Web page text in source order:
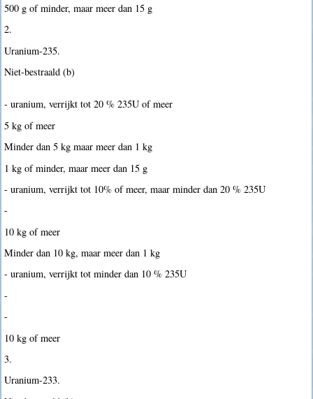
500 g of minder, maar meer dan 15 g
2.
Uranium-235.
Niet-bestraald (b)
- uranium, verrijkt tot 20 % 235U of meer
5 kg of meer
Minder dan 5 kg maar meer dan 1 kg
1 kg of minder, maar meer dan 15 g
- uranium, verrijkt tot 10% of meer, maar minder dan 20 % 235U
-
10 kg of meer
Minder dan 10 kg, maar meer dan 1 kg
- uranium, verrijkt tot minder dan 10 % 235U
-
-
10 kg of meer
3.
Uranium-233.